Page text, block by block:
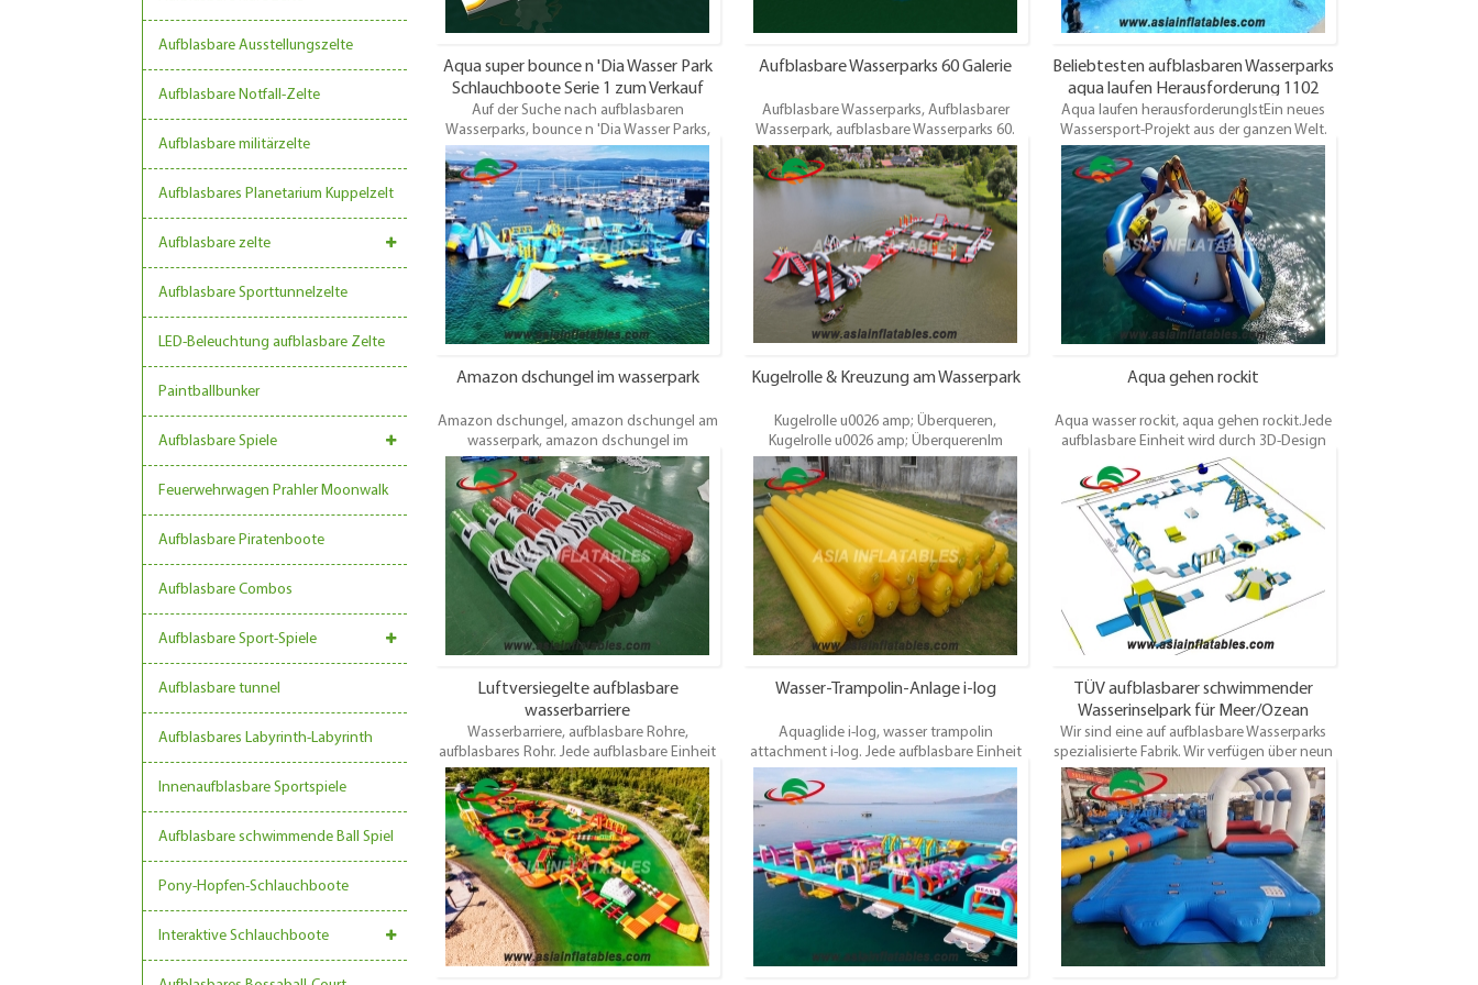
Aufblasbare Ausstellungszelte
Aufblasbare Notfall-Zelte
Aufblasbare militärzelte
Aufblasbares Planetarium Kuppelzelt
Aufblasbare zelte
Aufblasbare Sporttunnelzelte
LED-Beleuchtung aufblasbare Zelte
Paintballbunker
Aufblasbare Spiele
Feuerwehrwagen Prahler Moonwalk
Aufblasbare Piratenboote
Aufblasbare Combos
Aufblasbare Sport-Spiele
Aufblasbare tunnel
Aufblasbares Labyrinth-Labyrinth
Innenaufblasbare Sportspiele
Aufblasbare schwimmende Ball Spiel
Pony-Hopfen-Schlauchboote
Interaktive Schlauchboote
Aqua super bounce n 'Dia Wasser Park
Schlauchboote Serie 1 zum Verkauf
Auf der Suche nach aufblasbaren
Wasserparks, bounce n 'Dia Wasser Parks,
Super Bounce n' Dia Wasser Park
Schlauchboote. Wir bieten verschiedene
Arten von aufblasbaren Wasserparks für die
Wahl des Kunden. Bestes Design, Top-
Qaultiy, Großhandelspreis, 3 Jahre Garantie.
Aufblasbare Wasserparks 60 Galerie
Aufblasbare Wasserparks, Aufblasbarer
Wasserpark, aufblasbare Wasserparks 60.
bester Entwurf, hochwertig,
Großhandelspreis. pünktliche Lieferung. 3
Jahre warrnaty Und oem / odm ist
willkommen
Beliebtesten aufblasbaren Wasserparks
aqua laufen Herausforderung 1102
Aqua laufen herausforderungIstEin neues
Wassersport-Projekt aus der ganzen Welt.
Menschen wie diese Art von Wassersport,
und genießen Sie diese Art von
Wassersport.Besonders im Sommer eines
Wochenendes.
Amazon dschungel im wasserpark
Amazon dschungel, amazon dschungel am
wasserpark, amazon dschungel im
wasserparkJede aufblasbare Einheit wird
durch 3D-Design vor der Herstellung
bestätigt.Wir können den Entwurf, die
Größe, die Farbe und das Firmenzeichen
besonders anfertigen, wie Sie benötigen.
Kugelrolle & Kreuzung am Wasserpark
Kugelrolle u0026 amp; Überqueren,
Kugelrolle u0026 amp; ÜberquerenIm
Wasserpark,Kugelrolle u0026 amp;
ÜberquerenIm Wasserpark.Jede aufblasbare
Einheit wird durch 3D-Design vor der
Herstellung bestätigt.Wir können den
Entwurf, die Größe, die Farbe und das
Firmenzeichen besonders anfertigen, wie
Sie benötigen. Bestes Design, langlebig, 3
Jahre Garantie.
Aqua gehen rockit
Aqua wasser rockit, aqua gehen rockit.Jede
aufblasbare Einheit wird durch 3D-Design
vor der Herstellung bestätigt.Und wir
können den Entwurf, die Größe, die Farbe
und das Firmenzeichen besonders
anfertigen, wie Sie benötigen.
Luftversiegelte aufblasbare
wasserbarriere
Wasserbarriere, aufblasbare Rohre,
aufblasbares Rohr. Jede aufblasbare Einheit
wird durch 3D-Design vor der Herstellung
bestätigt. Und wir können den Entwurf, die
Größe, die Farbe und das Firmenzeichen
besonders anfertigen, wie Sie benötigen.
Wasser-Trampolin-Anlage i-log
Aquaglide i-log, wasser trampolin
attachment i-log. Jede aufblasbare Einheit
wird durch 3D-Design vor der Herstellung
bestätigt. Und wir können den Entwurf, die
Größe, die Farbe und das Firmenzeichen
besonders anfertigen, wie Sie benötigen.
TÜV aufblasbarer schwimmender
Wasserinselpark für Meer/Ozean
Wir sind eine auf aufblasbare Wasserparks
spezialisierte Fabrik. Wir verfügen über neun
Jahre Erfahrung in der Produktion von
Wasserparks. Unsere Produkte sind CE- und
TÜV-zertifiziert. Sie sind individuell
anpassbar. Größe, Farbe und Lackierung
können nach Kundenwunsch gefertigt
werden. Wir gewähren drei Jahre
Qualitätsgarantie. Bei Interesse kontaktieren
Sie uns bitte.